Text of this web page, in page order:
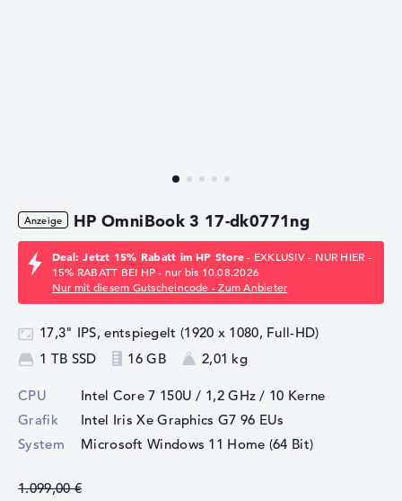
HP OmniBook 3 17-dk0771ng
Deal: Jetzt 15% Rabatt im HP Store- EXKLUSIV - NUR HIER -
15% RABATT BEI HP - nur bis 10.08.2026
Nur mit diesem Gutscheincode - Zum Anbieter
17,3" IPS, entspiegelt (1920 x 1080, Full-HD)
1 TB SSD
16 GB 2,01 kg
CPU Intel Core 7 150U / 1,2 GHz / 10 Kerne
Grafik
Intel Iris Xe Graphics G7 96 EUs
System
Microsoft Windows 11 Home (64 Bit)
1.099,00 €